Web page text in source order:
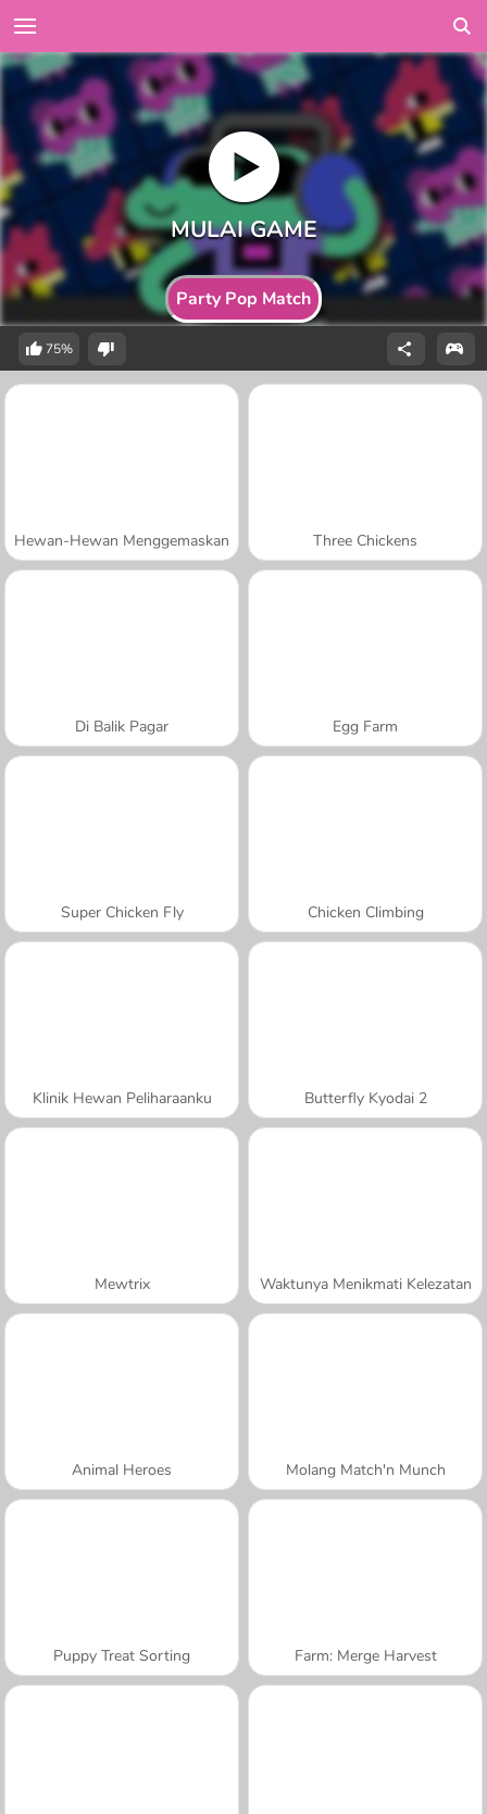
Party Pop Match
75%
Hewan-Hewan Menggemaskan Three Chickens
Di Balik Pagar Egg Farm
Super Chicken Fly Chicken Climbing
Klinik Hewan Peliharaanku Butterfly Kyodai 2
Mewtrix Waktunya Menikmati Kelezatan
Animal Heroes Molang Match'n Munch
Puppy Treat Sorting Farm: Merge Harvest